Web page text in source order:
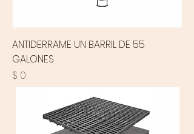
ANTIDERRAME UN BARRIL DE 55
GALONES
Precio
$ 0